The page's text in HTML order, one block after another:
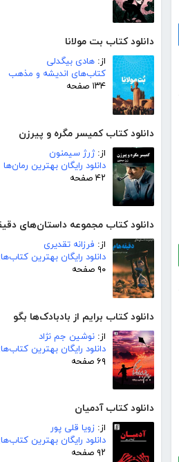
دانلود کتاب بت مولانا
از: هادی بیگدلی
کتاب‌های اندیشه و مذهب
۱۳۴ صفحه
دانلود کتاب کمیسر مگره و پیرزن
از:ژرژ سیمنون
دانلود رایگان بهترین رمان‌ها
۴۲ صفحه
دانلود کتاب مجموعه داستان‌های
از: فرزانه تقدیری
دانلود رایگان بهترین
۹۰ صفحه
دانلود کتاب برایم از بادبادک‌ها بگو
از: نوشین جم نژاد
دانلود رایگان بهترین
۶۹ صفحه
دانلود کتاب آدمیان
از: زویا قلی پور
دانلود رایگان بهترین
۹۲ صفحه